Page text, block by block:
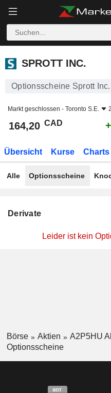
SPROTT INC.
SPROTT INC.
Optionsscheine Sprott Inc.
Markt geschlossen - Toronto S.E.
164,20 CAD
Übersicht Kurse Charts
Alle Optionsscheine
Derivate
Leider ist kein
Börse Aktien A2P5HU
Optionsscheine